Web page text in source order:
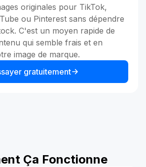
originales pour TikTok,
ou Pinterest sans dépendre
C'est un moyen rapide de
qui semble frais et en
image de marque.
gratuitement
Ça Fonctionne